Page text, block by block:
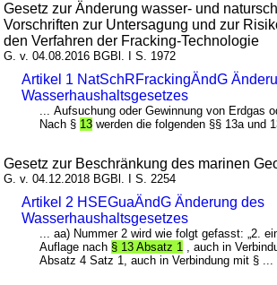
Gesetz zur Änderung wasser- und
Vorschriften zur Untersagung und zur
den Verfahren der Fracking-Technologie
G. v. 04.08.2016 BGBl. I S. 1972
Artikel 1 NatSchRFrackingÄndG
Wasserhaushaltsgesetzes
... Aufsuchung oder Gewinnung von Erdgas
Nach § 13 werden die folgenden §§ 13a und
Gesetz zur Beschränkung des marinen
G. v. 04.12.2018 BGBl. I S. 2254
Artikel 2 HSEGuaÄndG Änderung des
Wasserhaushaltsgesetzes
... aa) Nummer 2 wird wie folgt gefasst: „2.
Auflage nach § 13 Absatz 1 , auch in
Absatz 4 Satz 1, auch in Verbindung mit § ...